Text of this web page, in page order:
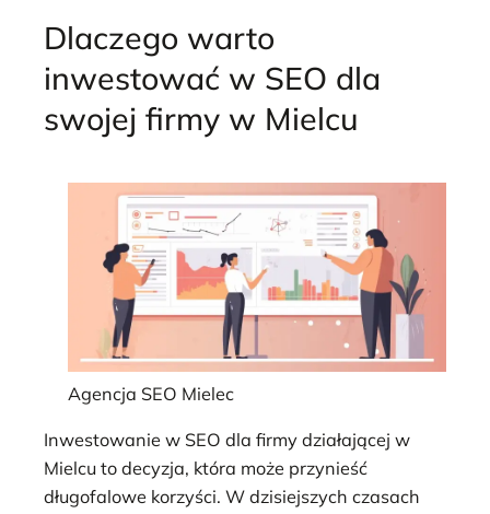
Dlaczego warto
inwestować w SEO dla
swojej firmy w Mielcu
Agencja SEO Mielec
Inwestowanie w SEO dla firmy działającej w
Mielcu to decyzja, która może przynieść
długofalowe korzyści. W dzisiejszych czasach